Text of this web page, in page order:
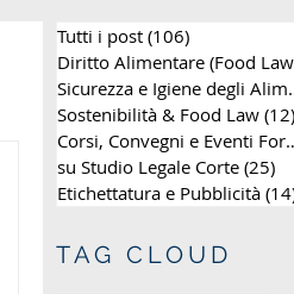
Tutti i post (106)
Sostenibilità & Food Law (12)
Corsi,
su Studio Legale Corte (25)
Etichettatura e Pubblicità
TAG CLOUD